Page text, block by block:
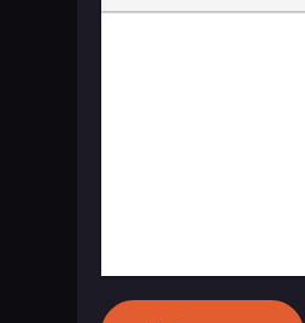
Вставка спойлера